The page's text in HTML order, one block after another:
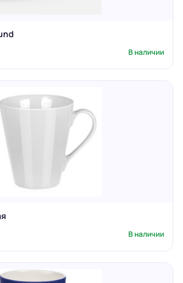
В наличии
В наличии